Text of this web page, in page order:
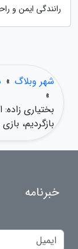
رانندگی ایمن و
شهر وبلاگ »
»
بختیاری
بازگردیم،
خبرنامه